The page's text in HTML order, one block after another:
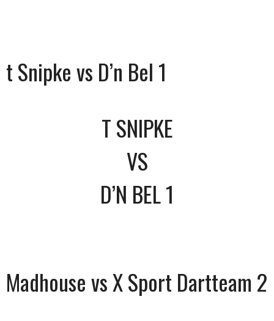
t Snipke vs D’n Bel 1
T SNIPKE
VS
D’N BEL 1
Madhouse vs X Sport Dartteam 2